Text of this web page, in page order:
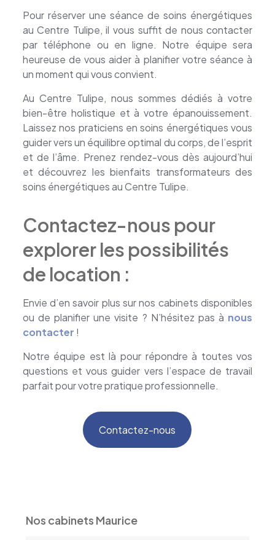
Pour réserver une séance de soins énergétiques
au Centre Tulipe, il vous suffit de nous contacter
par téléphone ou en ligne. Notre équipe sera
heureuse de vous aider à planifier votre séance à
un moment qui vous convient.
Au Centre Tulipe, nous sommes dédiés à votre
bien-être holistique et à votre épanouissement.
Laissez nos praticiens en soins énergétiques vous
guider vers un équilibre optimal du corps, de l’esprit
et de l’âme. Prenez rendez-vous dès aujourd’hui
et découvrez les bienfaits transformateurs des
soins énergétiques au Centre Tulipe.
Contactez-nous pour
explorer les possibilités
de location :
Envie d’en savoir plus sur nos cabinets disponibles
ou de planifier une visite ? N’hésitez pas à nous
contacter !
Notre équipe est là pour répondre à toutes vos
questions et vous guider vers l’espace de travail
parfait pour votre pratique professionnelle.
Contactez-nous
Nos cabinets Maurice